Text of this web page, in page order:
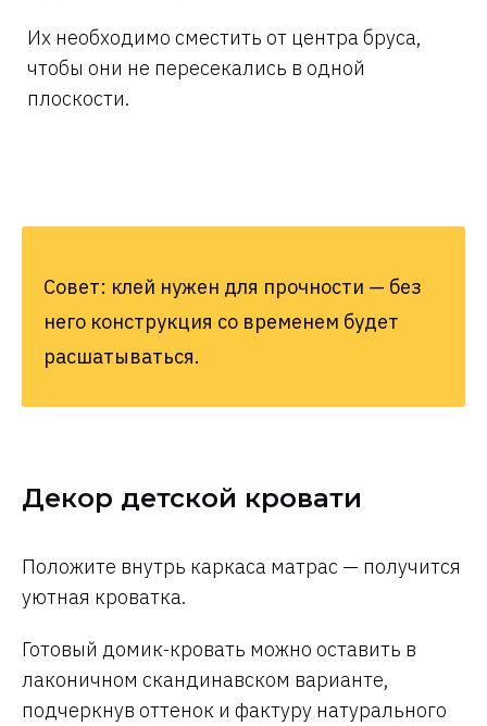
Их необходимо сместить от центра бруса,
чтобы они не пересекались в одной
плоскости.
Совет: клей нужен для прочности — без
него конструкция со временем будет
расшатываться.
Декор детской кровати
Положите внутрь каркаса матрас — получится
уютная кроватка.
Готовый домик-кровать можно оставить в
лаконичном скандинавском варианте,
подчеркнув оттенок и фактуру натурального